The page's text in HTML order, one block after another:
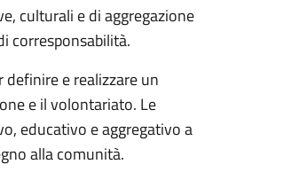
culturali e di aggregazione
corresponsabilità.
e realizzare un
e il volontariato. Le
educativo e aggregativo a
alla comunità.